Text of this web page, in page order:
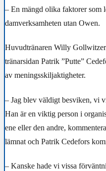
– En mängd olika faktorer som
damverksamheten utan Owen.
Huvudtränaren Willy Gollwitzer
tränarsidan Patrik ”Putte”
av meningsskiljaktigheter.
– Jag blev väldigt besviken, vi
Han är en viktig person i
ene eller den andre,
lämnat och Patrik Cedefors
– Kanske hade vi vissa